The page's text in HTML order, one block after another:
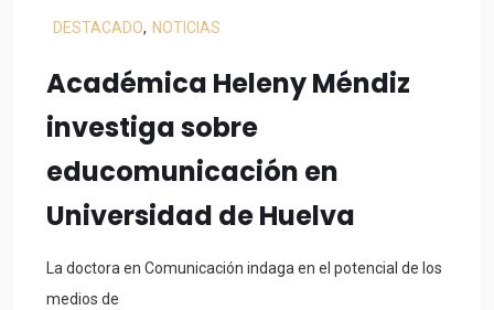
DESTACADO, NOTICIAS
Académica Heleny Méndiz
investiga sobre
educomunicación en
Universidad de Huelva
La doctora en Comunicación indaga en el potencial de los
medios de